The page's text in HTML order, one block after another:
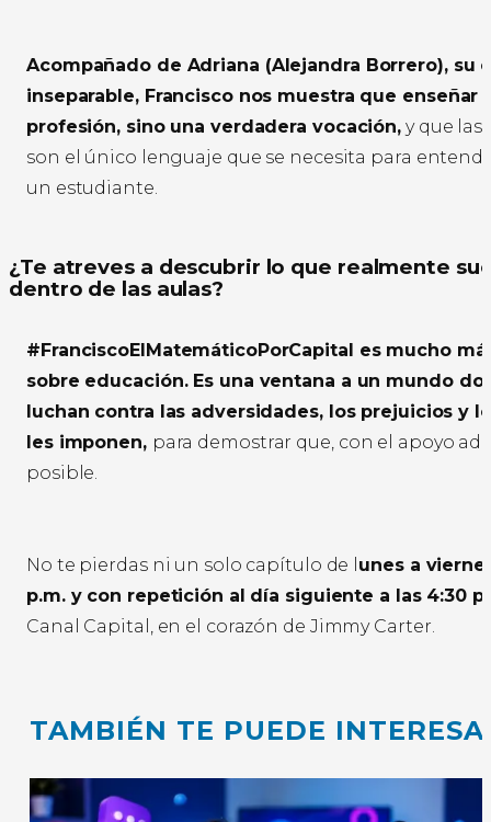
Acompañado de Adriana (Alejandra Borrero), su
inseparable, Francisco nos muestra que enseñar
profesión, sino una verdadera vocación, y que
son el único lenguaje que se necesita para
un estudiante.
¿Te atreves a descubrir lo que realmente
dentro de las aulas?
#FranciscoElMatemáticoPorCapital es mucho
sobre educación. Es una ventana a un mundo
luchan contra las adversidades, los prejuicios y
les imponen, para demostrar que, con el apoyo
posible.
No te pierdas ni un solo capítulo de l unes a
p.m. y con repetición al día siguiente a las 4:30
Canal Capital, en el corazón de Jimmy Carter.
TAMBIÉN TE PUEDE